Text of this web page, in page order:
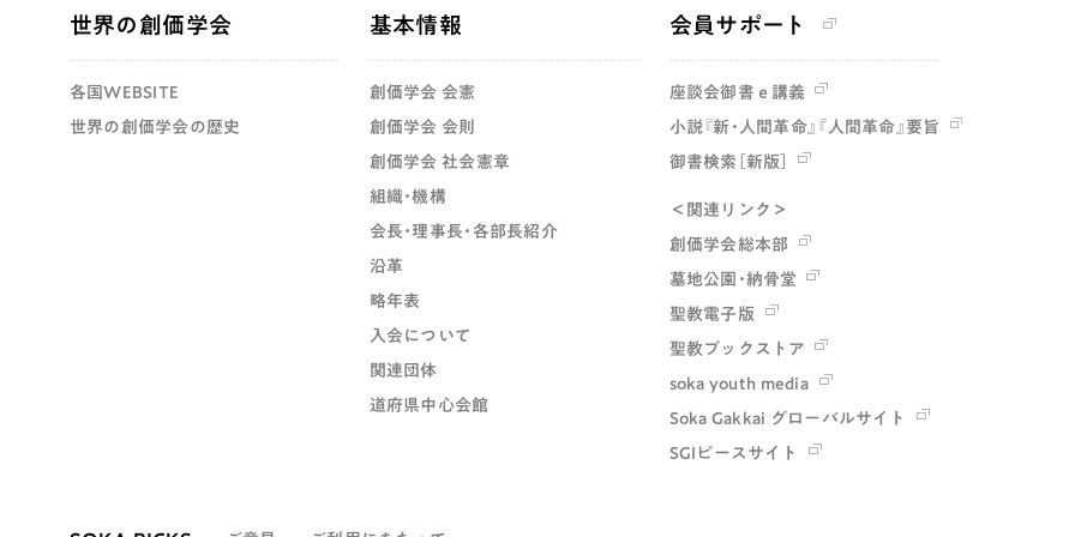
世界の創価学会
各国WEBSITE
世界の創価学会の歴史
基本情報
創価学会 会憲
創価学会 会則
創価学会 社会憲章
組織・機構
会長・理事長・各部長紹介
沿革
略年表
入会について
関連団体
道府県中心会館
会員サポート
座談会御書ｅ講義
小説『新・人間革命』『人間革命』要旨
御書検索［新版］
＜関連リンク＞
創価学会総本部
墓地公園・納骨堂
聖教電子版
聖教ブックストア
soka youth media
Soka Gakkai グローバルサイト
SGIピースサイト